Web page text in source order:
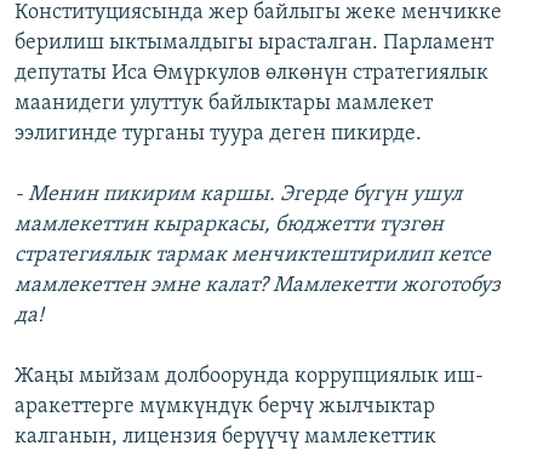
Конституциясында жер байлыгы жеке менчикке
берилиш ыктымалдыгы ырасталган. Парламент
депутаты Иса Өмүркулов өлкөнүн стратегиялык
маанидеги улуттук байлыктары мамлекет
ээлигинде турганы туура деген пикирде.
- Менин пикирим каршы. Эгерде бүгүн ушул
мамлекеттин кыраркасы, бюджетти түзгөн
стратегиялык тармак менчиктештирилип кетсе
мамлекеттен эмне калат? Мамлекетти жоготобуз
да!
Жаңы мыйзам долбоорунда коррупциялык иш-
аракеттерге мүмкүндүк берчү жылчыктар
калганын, лицензия берүүчү мамлекеттик